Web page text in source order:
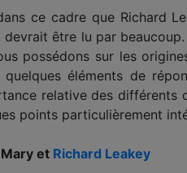
ce cadre que Richard
devrait être lu par
possédons sur les
quelques éléments de
relative des différents
points particulièrement
et Richard Leakey